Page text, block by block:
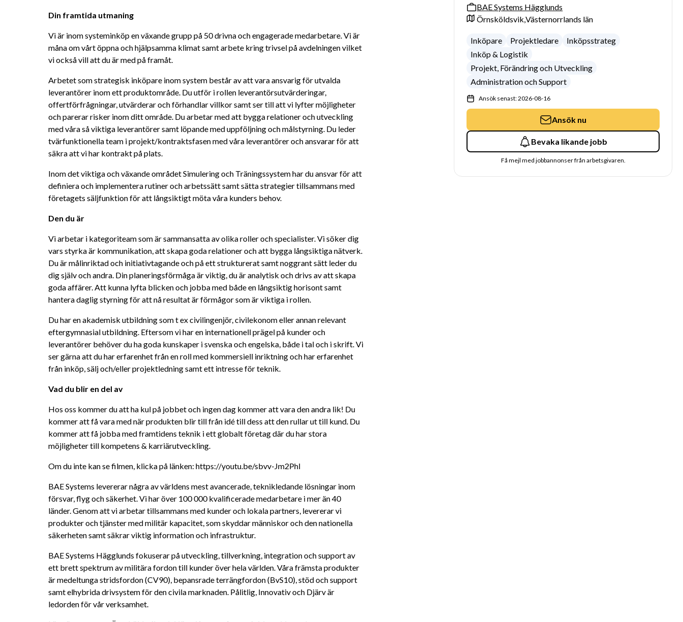
Din framtida utmaning
Vi är inom systeminköp en växande grupp på 50 drivna och engagerade medarbetare. Vi är
måna om vårt öppna och hjälpsamma klimat samt arbete kring trivsel på avdelningen vilket
vi också vill att du är med på framåt.
Arbetet som strategisk inköpare inom system består av att vara ansvarig för utvalda
leverantörer inom ett produktområde. Du utför i rollen leverantörsutvärderingar,
offertförfrågningar, utvärderar och förhandlar villkor samt ser till att vi lyfter möjligheter
och parerar risker inom ditt område. Du arbetar med att bygga relationer och utveckling
med våra så viktiga leverantörer samt löpande med uppföljning och målstyrning. Du leder
tvärfunktionella team i projekt/kontraktsfasen med våra leverantörer och ansvarar för att
säkra att vi har kontrakt på plats.
Inom det viktiga och växande området Simulering och Träningssystem har du ansvar för att
definiera och implementera rutiner och arbetssätt samt sätta strategier tillsammans med
företagets säljfunktion för att långsiktigt möta våra kunders behov.
Den du är
Vi arbetar i kategoriteam som är sammansatta av olika roller och specialister. Vi söker dig
vars styrka är kommunikation, att skapa goda relationer och att bygga långsiktiga nätverk.
Du är målinriktad och initiativtagande och på ett strukturerat samt noggrant sätt leder du
dig själv och andra. Din planeringsförmåga är viktig, du är analytisk och drivs av att skapa
goda affärer. Att kunna lyfta blicken och jobba med både en långsiktig horisont samt
hantera daglig styrning för att nå resultat är förmågor som är viktiga i rollen.
Du har en akademisk utbildning som t ex civilingenjör, civilekonom eller annan relevant
eftergymnasial utbildning. Eftersom vi har en internationell prägel på kunder och
leverantörer behöver du ha goda kunskaper i svenska och engelska, både i tal och i skrift. Vi
ser gärna att du har erfarenhet från en roll med kommersiell inriktning och har erfarenhet
från inköp, sälj och/eller projektledning samt ett intresse för teknik.
Vad du blir en del av
Hos oss kommer du att ha kul på jobbet och ingen dag kommer att vara den andra lik! Du
kommer att få vara med när produkten blir till från idé till dess att den rullar ut till kund. Du
kommer att få jobba med framtidens teknik i ett globalt företag där du har stora
möjligheter till kompetens & karriärutveckling.
Om du inte kan se filmen, klicka på länken: https://youtu.be/sbvv-Jm2PhI
BAE Systems levererar några av världens mest avancerade, teknikledande lösningar inom
försvar, flyg och säkerhet. Vi har över 100 000 kvalificerade medarbetare i mer än 40
länder. Genom att vi arbetar tillsammans med kunder och lokala partners, levererar vi
produkter och tjänster med militär kapacitet, som skyddar människor och den nationella
säkerheten samt säkrar viktig information och infrastruktur.
BAE Systems Hägglunds fokuserar på utveckling, tillverkning, integration och support av
ett brett spektrum av militära fordon till kunder över hela världen. Våra främsta produkter
är medeltunga stridsfordon (CV90), bepansrade terrängfordon (BvS10), stöd och support
samt elhybrida drivsystem för den civila marknaden. Pålitlig, Innovativ och Djärv är
ledorden för vår verksamhet.
BAE Systems Hägglunds
Örnsköldsvik,Västernorrlands län
Inköpare Projektledare
Inköpsstrateg
Inköp & Logistik
Projekt, Förändring och Utveckling
Administration och Support
Ansök senast: 2026-08-16
Ansök nu
Bevaka likande jobb
Få mejl med jobbannonser från arbetsgivaren.